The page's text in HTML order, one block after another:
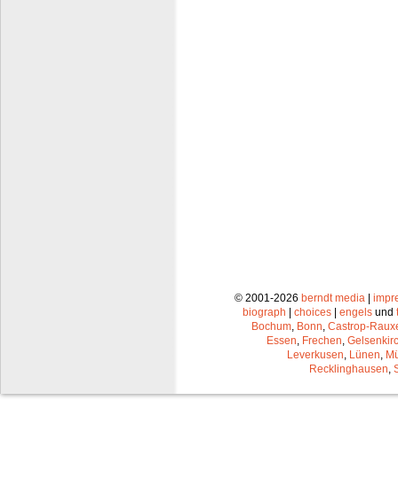
© 2001-2026 berndt media |
biograph | choices | engels und
Bochum Bonn Castrop-
Essen Frechen
Leverkusen Lünen
Recklinghausen